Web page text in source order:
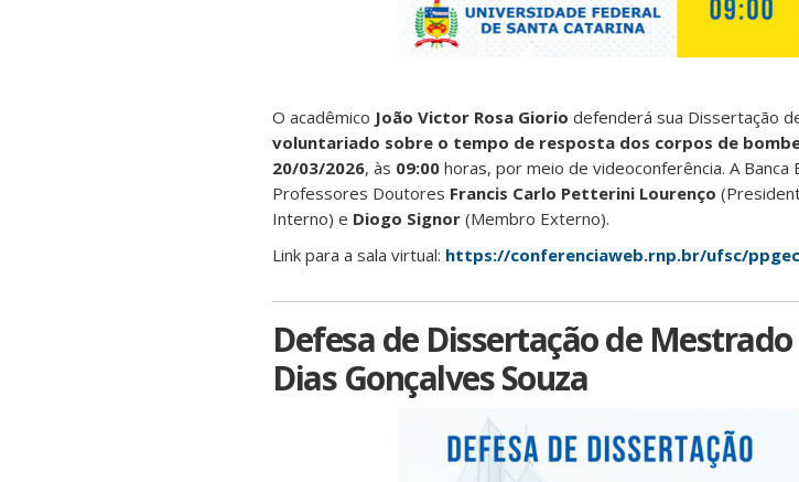
O acadêmico João Victor Rosa Giorio defenderá sua Dissertação
voluntariado sobre o tempo de resposta dos corpos de
20/03/2026, às 09:00 horas, por meio de videoconferência. A
Professores Doutores Francis Carlo Petterini Lourenço
Interno) e Diogo Signor (Membro Externo).
Link para a sala virtual: https://conferenciaweb.rnp.br/ufsc/
Defesa de Dissertação de
Dias Gonçalves Souza